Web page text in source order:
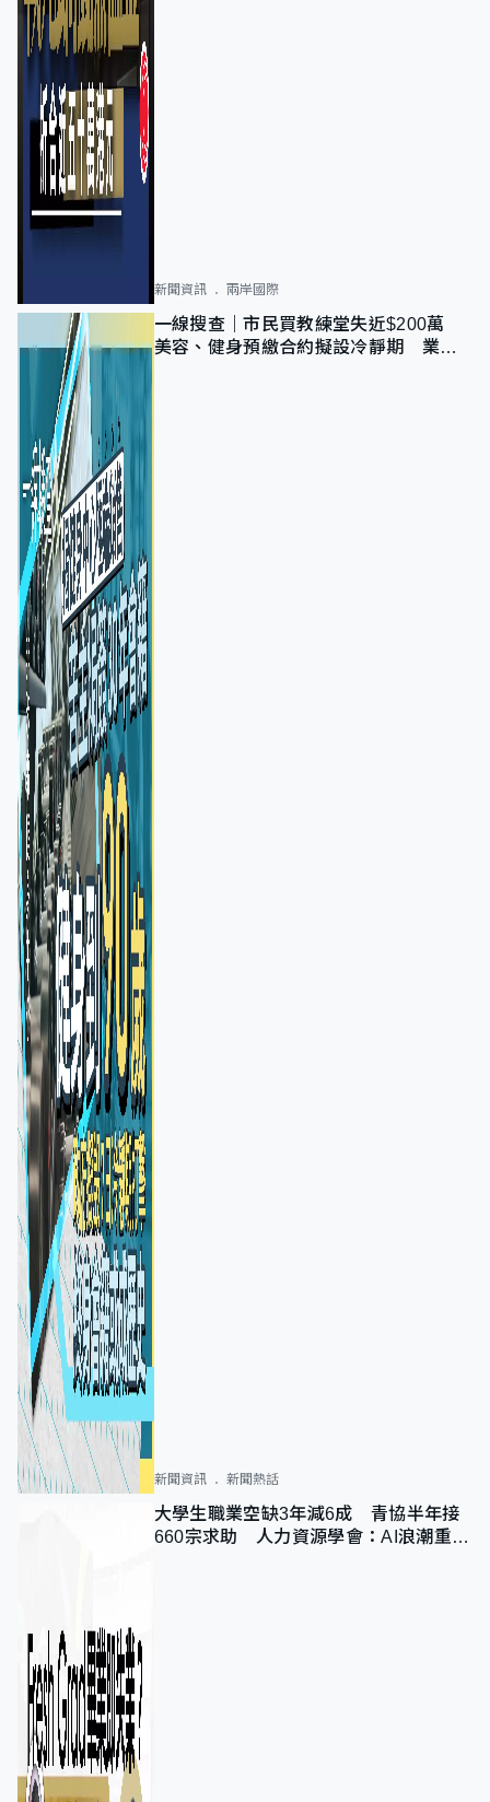
新聞資訊 兩岸國際
一線搜查｜市民買教練堂失近$200萬
美容、健身預繳合約擬設冷靜期 業界
新聞資訊 新聞熱話
大學生職業空缺3年減6成 青協半年接
660宗求助 人力資源學會：AI浪潮重整